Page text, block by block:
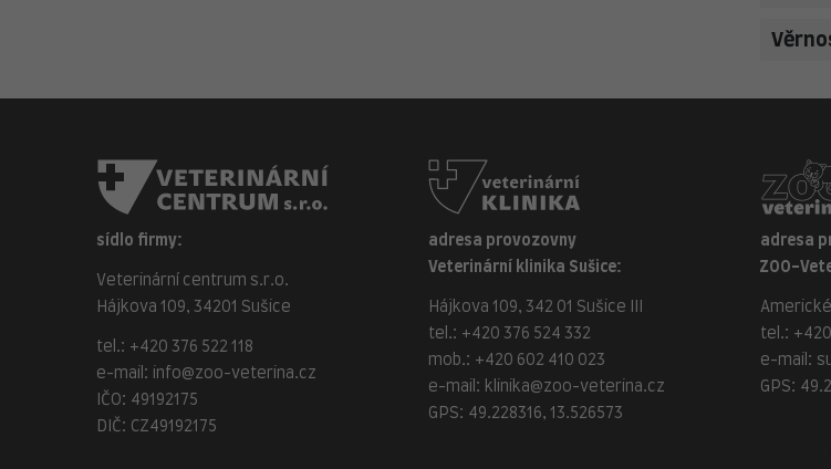
sídlo firmy:
Veterinární centrum s.r.o.
Hájkova 109, 34201 Sušice
tel.: +420 376 522 118
e-mail:
info@zoo-veterina.cz
IČO: 49192175
DIČ: CZ49192175
adresa provozovny
Veterinární klinika Sušice:
Hájkova 109, 342 01 Sušice III
tel.: +420 376 524 332
mob.: +420 602 410 023
e-mail: klinika@zoo-veterina.cz
GPS: 49.228316, 13.526573
adresa
ZOO-
Americké
tel.:
e-mail:
GPS: